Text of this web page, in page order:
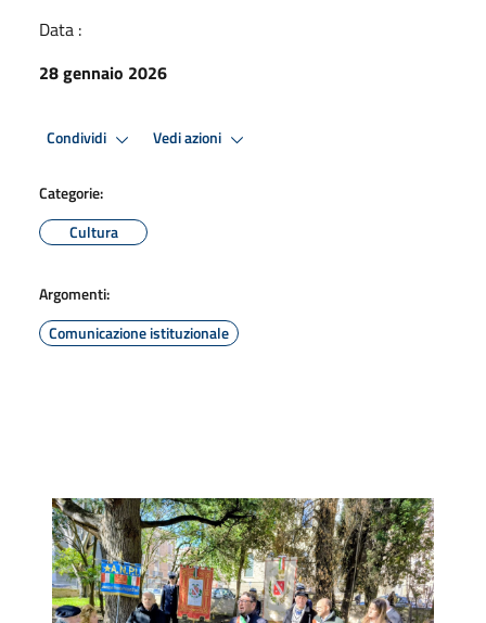
Data :
28 gennaio 2026
Condividi Vedi azioni
Categorie:
Cultura
Argomenti:
Comunicazione istituzionale